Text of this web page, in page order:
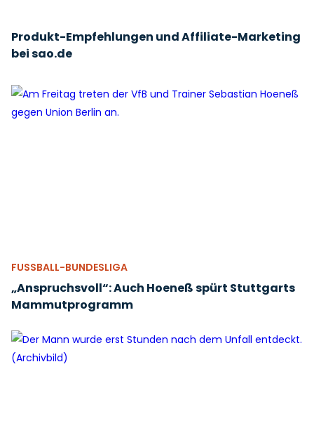
Produkt-Empfehlungen und Affiliate-Marketing
bei sao.de
FUSSBALL-BUNDESLIGA
„Anspruchsvoll“: Auch Hoeneß spürt Stuttgarts
Mammutprogramm